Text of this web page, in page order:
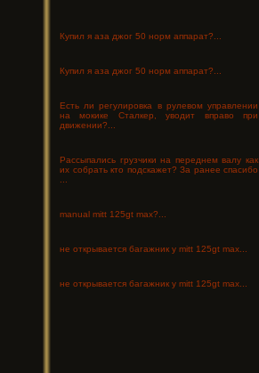
Купил я аза джог 50 норм аппарат?...
Купил я аза джог 50 норм аппарат?...
Есть ли регулировка в рулевом управлении
на мокике Сталкер, уводит вправо при
движении?...
Рассыпались грузчики на переднем валу как
их собрать кто подскажет? За ранее спасибо
...
manual mitt 125gt max?...
не открывается багажник у mitt 125gt max...
не открывается багажник у mitt 125gt max...